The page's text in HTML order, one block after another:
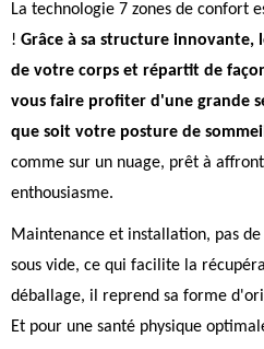
La technologie 7 zones de confort
! Grâce à sa structure innovante,
de votre corps et répartit de
vous faire profiter d'une grande
que soit votre posture de sommeil
comme sur un nuage, prêt à
enthousiasme.
Maintenance et installation, pas
sous vide, ce qui facilite la
déballage, il reprend sa forme
Et pour une santé physique